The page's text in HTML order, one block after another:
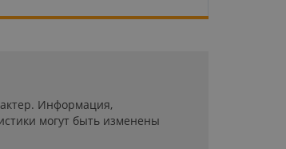
Информация,
могут быть изменены